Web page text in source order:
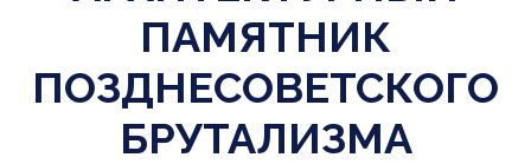
ПАМЯТНИК
ПОЗДНЕСОВЕТСКОГО
БРУТАЛИЗМА